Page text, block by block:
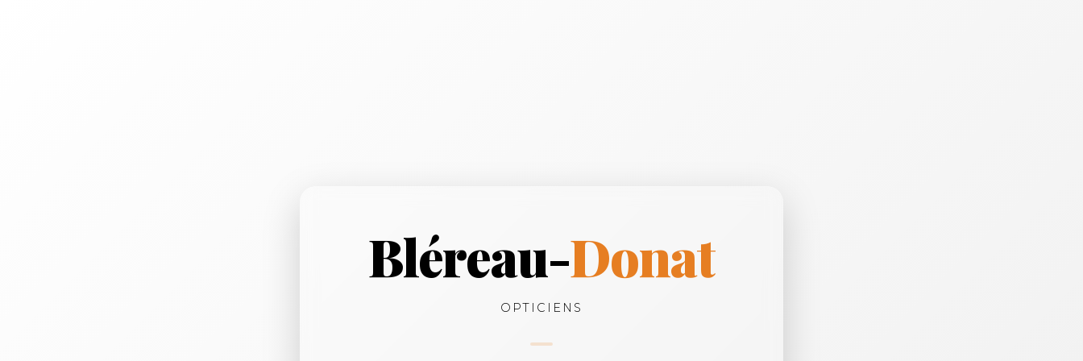
Bléreau-Donat
OPTICIENS